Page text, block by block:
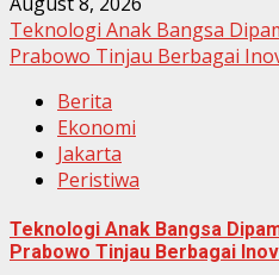
Teknologi Anak Bangsa
Prabowo Tinjau Berbagai
Berita
Ekonomi
Jakarta
Peristiwa
Teknologi Anak Bangsa
Prabowo Tinjau Berbagai